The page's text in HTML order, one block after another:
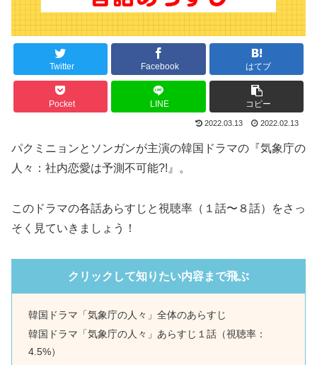
Twitter Facebook はてブ
Pocket LINE コピー
2022.03.13 2022.02.13
パクミニョンとソンガンが主演の韓国ドラマの『気象庁の
人々：社内恋愛は予測不可能?!』。
このドラマの各話あらすじと視聴率（１話〜８話）をさっ
そく見ていきましょう！
クリックして知りたい内容まで飛ぶ
韓国ドラマ「気象庁の人々」全体のあらすじ
韓国ドラマ「気象庁の人々」あらすじ１話（視聴率：
4.5%）